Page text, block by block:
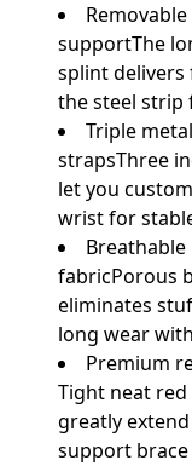
supportThe
splint
the steel strip
Triple
strapsThree
let you
wrist for
fabricPorous
eliminates
long wear
Premium
Tight neat
greatly
support brace